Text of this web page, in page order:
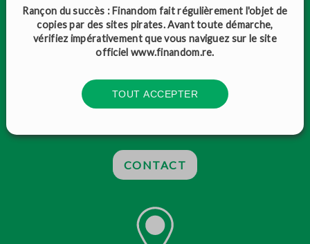
CONTACT
CONTACT
Rançon du succès : Finandom fait régulièrement l'objet de
copies par des sites pirates. Avant toute démarche,
vérifiez impérativement que vous naviguez sur le site
officiel www.finandom.re.
TOUT ACCEPTER